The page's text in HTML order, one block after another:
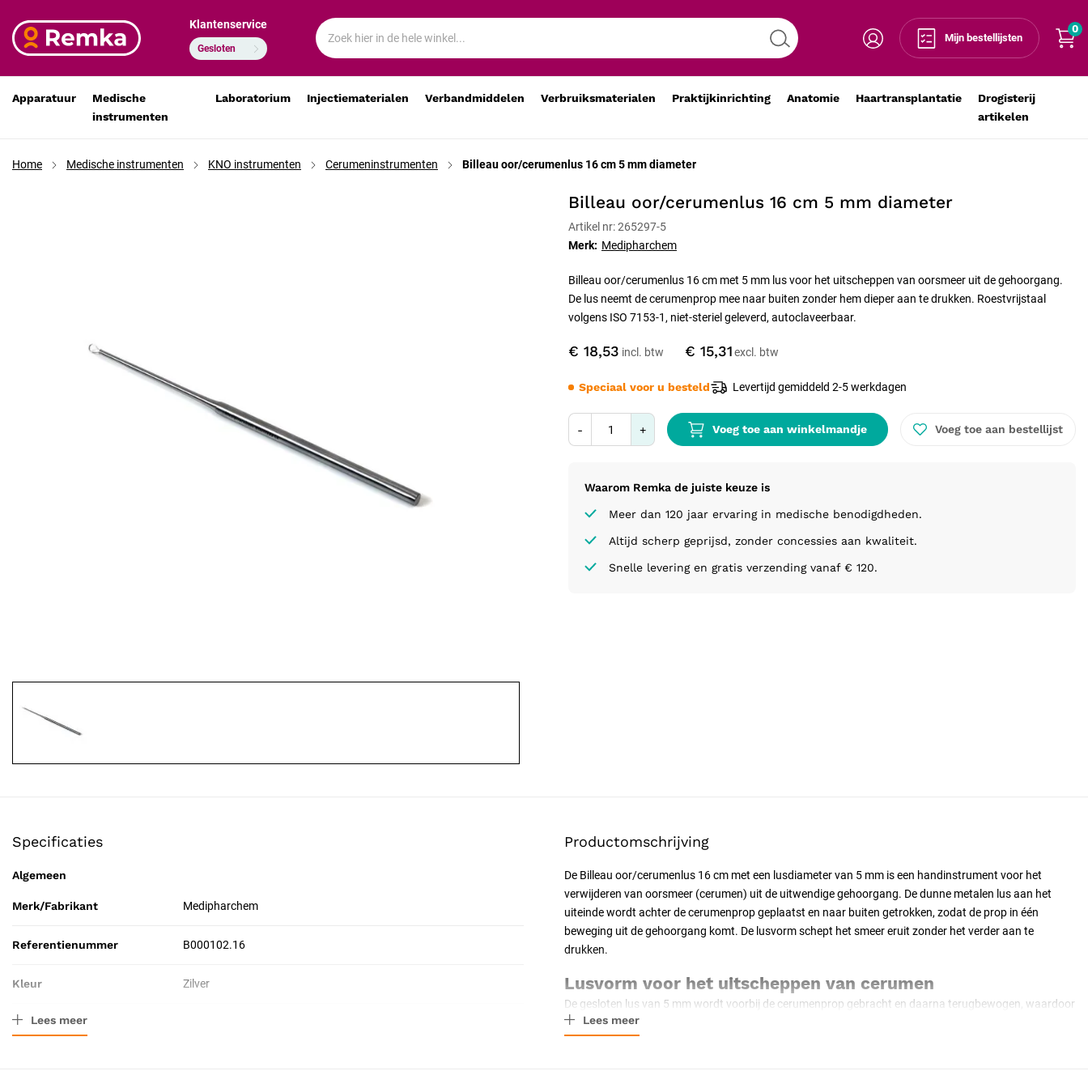
Mijn bestellijsten
0
Klantenservice
Gesloten
Apparatuur
Medische
instrumenten
Laboratorium Injectiematerialen Verbandmiddelen Verbruiksmaterialen Praktijkinrichting Anatomie Haartransplantatie
Drogisterij
artikelen
Home Medische instrumenten KNO instrumenten Cerumeninstrumenten Billeau oor/cerumenlus 16 cm 5 mm diameter
Billeau oor/cerumenlus 16 cm 5 mm diameter
€ 18,53 € 15,31
Billeau oor/cerumenlus 16 cm 5 mm diameter
€ 18,53
€ 15,31
- Voeg toe aan winkelmandje
- + Voeg toe aan winkelmandje Voeg toe aan bestellijst
Merk: Medipharchem
Waarom Remka de juiste keuze is
Meer dan 120 jaar ervaring in medische benodigdheden.
Altijd scherp geprijsd, zonder concessies aan kwaliteit.
Snelle levering en gratis verzending vanaf € 120.
Artikel nr: 265297-5
Speciaal voor u besteld Levertijd gemiddeld 2-5 werkdagen
Billeau oor/cerumenlus 16 cm met 5 mm lus voor het uitscheppen van oorsmeer uit de gehoorgang.
De lus neemt de cerumenprop mee naar buiten zonder hem dieper aan te drukken. Roestvrijstaal
volgens ISO 7153-1, niet-steriel geleverd, autoclaveerbaar.
Specificaties
Algemeen
Merk/Fabrikant Medipharchem
Referentienummer B000102.16
Kleur Zilver
Materiaal
Lees meer
Productomschrijving
De Billeau oor/cerumenlus 16 cm met een lusdiameter van 5 mm is een handinstrument voor het
verwijderen van oorsmeer (cerumen) uit de uitwendige gehoorgang. De dunne metalen lus aan het
uiteinde wordt achter de cerumenprop geplaatst en naar buiten getrokken, zodat de prop in één
beweging uit de gehoorgang komt. De lusvorm schept het smeer eruit zonder het verder aan te
drukken.
Lusvorm voor het uitscheppen van cerumen
De gesloten lus van 5 mm wordt voorbij de cerumenprop gebracht en daarna terugbewogen, waardoor
het smeer wordt meegenomen. Anders dan een wattenstokje dat de prop dieper aandrukt, schept de
Lees meer